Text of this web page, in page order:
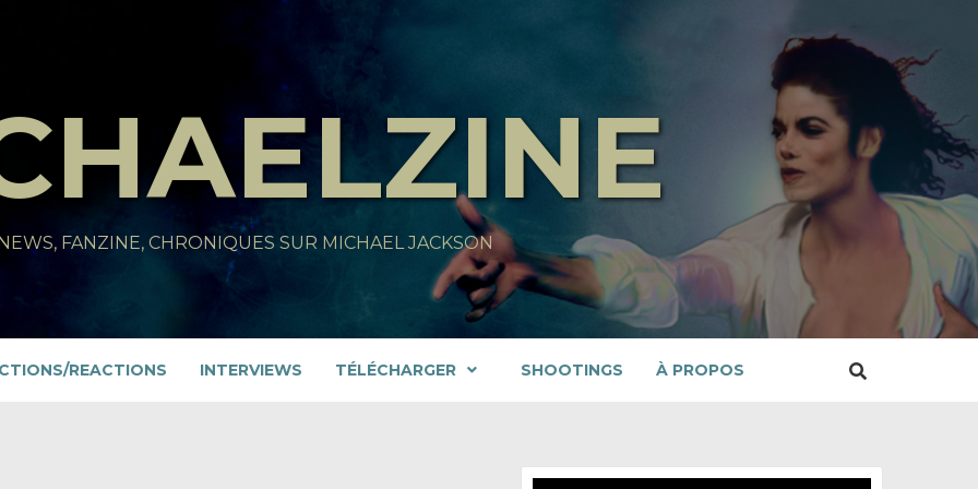
FANZINE, CHRONIQUES SUR MICHAEL JACKSON
REACTIONS INTERVIEWS TÉLÉCHARGER SHOOTINGS À PROPOS